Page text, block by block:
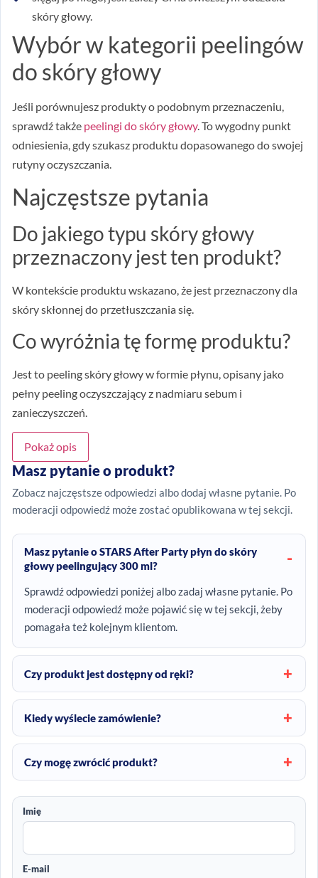
skóry głowy.
Wybór w kategorii peelingów
do skóry głowy
Jeśli porównujesz produkty o podobnym przeznaczeniu,
sprawdź także peelingi do skóry głowy. To wygodny punkt
odniesienia, gdy szukasz produktu dopasowanego do swojej
rutyny oczyszczania.
Najczęstsze pytania
Do jakiego typu skóry głowy
przeznaczony jest ten produkt?
W kontekście produktu wskazano, że jest przeznaczony dla
skóry skłonnej do przetłuszczania się.
Co wyróżnia tę formę produktu?
Jest to peeling skóry głowy w formie płynu, opisany jako
pełny peeling oczyszczający z nadmiaru sebum i
zanieczyszczeń.
Pokaż opis
Masz pytanie o produkt?
Zobacz najczęstsze odpowiedzi albo dodaj własne pytanie. Po
moderacji odpowiedź może zostać opublikowana w tej sekcji.
Masz pytanie o STARS After Party płyn do skóry
głowy peelingujący 300 ml?
Sprawdź odpowiedzi poniżej albo zadaj własne pytanie. Po
moderacji odpowiedź może pojawić się w tej sekcji, żeby
pomagała też kolejnym klientom.
Czy produkt jest dostępny od ręki?
Kiedy wyślecie zamówienie?
Czy mogę zwrócić produkt?
Imię
E-mail